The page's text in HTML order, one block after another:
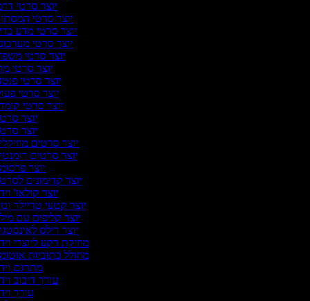
יוצר סרטי
יוצר סרטי
יוצר סרטי מדע
יוצר סרטי
יוצר סרטי
יוצר סרטי
יוצר סרטי
יוצר סרטי
יוצר סרטי
יוצר
יוצר
יוצר סרטים
יוצר סרטים
יוצר
יוצר קדימונים
יוצר קולאז'
יוצר קטעי טריילר
יוצר קליפים עם
יוצר רילס
מוזיקת רקע ליוצרי
מחולל כתוביות
מתרגם
עורך דיבוב
עורך